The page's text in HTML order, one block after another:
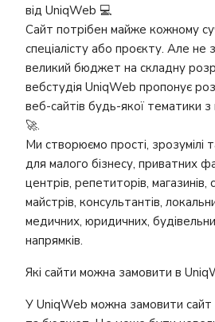
від UniqWeb 💻
Сайт потрібен майже кожному
спеціалісту або проєкту. Але не
великий бюджет на складну
вебстудія UniqWeb пропонує
веб-сайтів будь-якої тематики з
🚀.
Ми створюємо прості, зрозумілі
для малого бізнесу, приватних
центрів, репетиторів, магазинів,
майстрів, консультантів,
медичних, юридичних,
напрямків.
Які сайти можна замовити в
У UniqWeb можна замовити сайт